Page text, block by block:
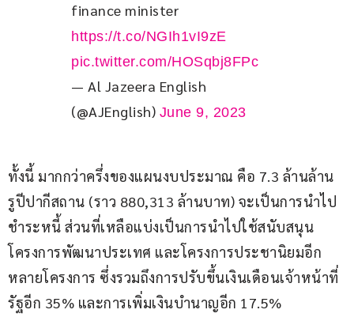
finance minister
https://t.co/NGIh1vI9zE
pic.twitter.com/HOSqbj8FPc
— Al Jazeera English
(@AJEnglish) June 9, 2023
ทั้งนี้ มากกว่าครึ่งของแผนงบประมาณ คือ 7.3 ล้านล้าน
รูปีปากีสถาน (ราว 880,313 ล้านบาท) จะเป็นการนำไป
ชำระหนี้ ส่วนที่เหลือแบ่งเป็นการนำไปใช้สนับสนุน
โครงการพัฒนาประเทศ และโครงการประชานิยมอีก
หลายโครงการ ซึ่งรวมถึงการปรับขึ้นเงินเดือนเจ้าหน้าที่
รัฐอีก 35% และการเพิ่มเงินบำนาญอีก 17.5%